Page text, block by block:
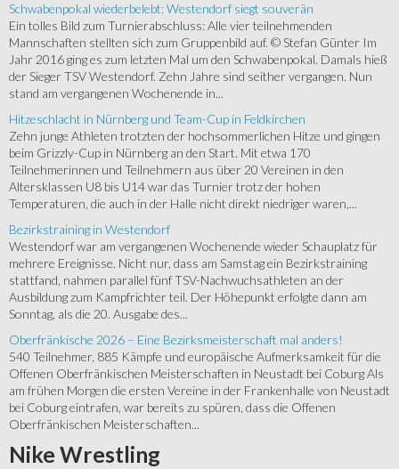
Schwabenpokal wiederbelebt: Westendorf siegt souverän
Ein tolles Bild zum Turnierabschluss: Alle vier teilnehmenden
Mannschaften stellten sich zum Gruppenbild auf. © Stefan Günter Im
Jahr 2016 ging es zum letzten Mal um den Schwabenpokal. Damals hieß
der Sieger TSV Westendorf. Zehn Jahre sind seither vergangen. Nun
stand am vergangenen Wochenende in...
Hitzeschlacht in Nürnberg und Team-Cup in Feldkirchen
Zehn junge Athleten trotzten der hochsommerlichen Hitze und gingen
beim Grizzly-Cup in Nürnberg an den Start. Mit etwa 170
Teilnehmerinnen und Teilnehmern aus über 20 Vereinen in den
Altersklassen U8 bis U14 war das Turnier trotz der hohen
Temperaturen, die auch in der Halle nicht direkt niedriger waren,...
Bezirkstraining in Westendorf
Westendorf war am vergangenen Wochenende wieder Schauplatz für
mehrere Ereignisse. Nicht nur, dass am Samstag ein Bezirkstraining
stattfand, nahmen parallel fünf TSV-Nachwuchsathleten an der
Ausbildung zum Kampfrichter teil. Der Höhepunkt erfolgte dann am
Sonntag, als die 20. Ausgabe des...
Oberfränkische 2026 – Eine Bezirksmeisterschaft mal anders!
540 Teilnehmer, 885 Kämpfe und europäische Aufmerksamkeit für die
Offenen Oberfränkischen Meisterschaften in Neustadt bei Coburg Als
am frühen Morgen die ersten Vereine in der Frankenhalle von Neustadt
bei Coburg eintrafen, war bereits zu spüren, dass die Offenen
Oberfränkischen Meisterschaften...
Nike Wrestling